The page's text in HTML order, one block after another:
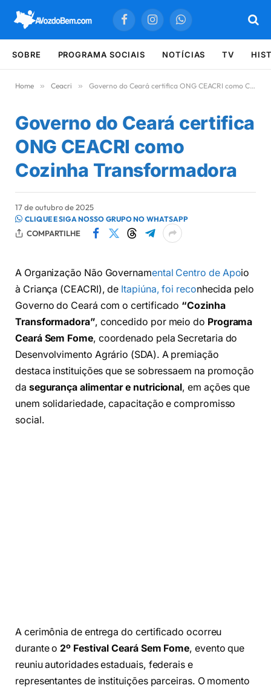
FacebookInstagramWhatsApp
SOBRE PROGRAMA SOCIAIS NOTÍCIAS TV
Home » Ceacri » Governo do Ceará certifica ONG CEACRI como Cozinha Transformadora
Governo do Ceará certifica
ONG CEACRI como
Cozinha Transformadora
17 de outubro de 2025
CLIQUE E SIGA NOSSO GRUPO NO WHATSAPP
COMPARTILHE
A Organização Não Governamental Centro de Apoio
à Criança (CEACRI), de Itapiúna, foi reconhecida pelo
Governo do Ceará com o certificado “Cozinha
Transformadora”, concedido por meio do Programa
Ceará Sem Fome, coordenado pela Secretaria do
Desenvolvimento Agrário (SDA). A premiação
destaca instituições que se sobressaem na promoção
da segurança alimentar e nutricional, em ações que
unem solidariedade, capacitação e compromisso
social.
A cerimônia de entrega do certificado ocorreu
durante o 2º Festival Ceará Sem Fome, evento que
reuniu autoridades estaduais, federais e
representantes de instituições parceiras. O momento